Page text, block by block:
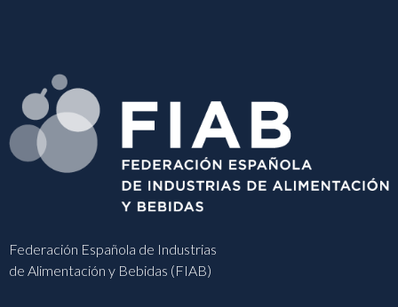
Federación Española de Industrias
de Alimentación y Bebidas (FIAB)